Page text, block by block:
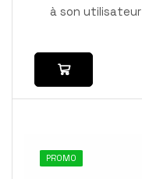
à son utilisateur
PROMO